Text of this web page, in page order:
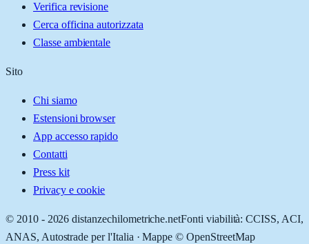
Verifica revisione
Cerca officina autorizzata
Classe ambientale
Sito
Chi siamo
Estensioni browser
App accesso rapido
Contatti
Press kit
Privacy e cookie
© 2010 - 2026 distanzechilometriche.netFonti viabilità: CCISS, ACI,
ANAS, Autostrade per l'Italia · Mappe © OpenStreetMap